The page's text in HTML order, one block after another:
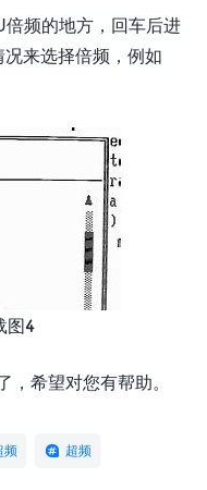
频的地方，回车后进
来选择倍频，例如
图4
希望对您有帮助。
频 超频